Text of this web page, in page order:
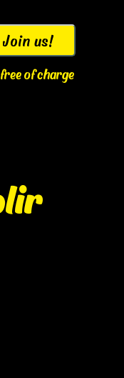
Join us!
of charge